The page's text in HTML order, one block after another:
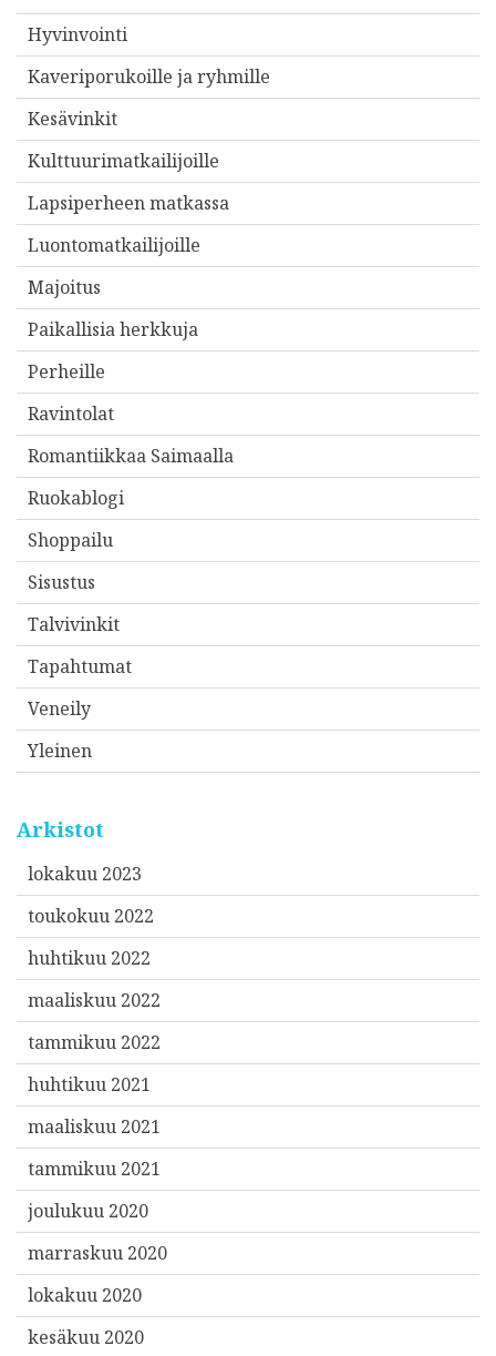
Hyvinvointi
Kaveriporukoille ja ryhmille
Kesävinkit
Kulttuurimatkailijoille
Lapsiperheen matkassa
Luontomatkailijoille
Majoitus
Paikallisia herkkuja
Perheille
Ravintolat
Romantiikkaa Saimaalla
Ruokablogi
Shoppailu
Sisustus
Talvivinkit
Tapahtumat
Veneily
Yleinen
Arkistot
lokakuu 2023
toukokuu 2022
huhtikuu 2022
maaliskuu 2022
tammikuu 2022
huhtikuu 2021
maaliskuu 2021
tammikuu 2021
joulukuu 2020
marraskuu 2020
lokakuu 2020
kesäkuu 2020